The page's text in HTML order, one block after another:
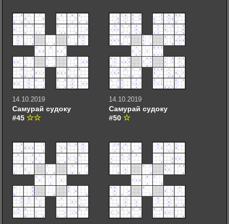
14.10.2019
Самурай судоку
#45
14.10.2019
Самурай судоку
#50